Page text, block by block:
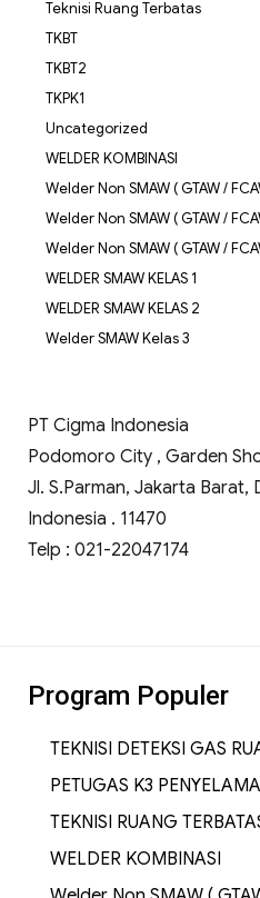
Teknisi Ruang Terbatas
TKBT
TKBT2
TKPK1
Uncategorized
WELDER KOMBINASI
Welder Non SMAW ( GTAW /
Welder Non SMAW ( GTAW /
Welder Non SMAW ( GTAW /
WELDER SMAW KELAS 1
WELDER SMAW KELAS 2
Welder SMAW Kelas 3
PT Cigma Indonesia
Podomoro City , Garden
Jl. S.Parman, Jakarta Barat,
Indonesia . 11470
Telp : 021-22047174
Program Populer
TEKNISI DETEKSI GAS
PETUGAS K3
TEKNISI RUANG
WELDER KOMBINASI